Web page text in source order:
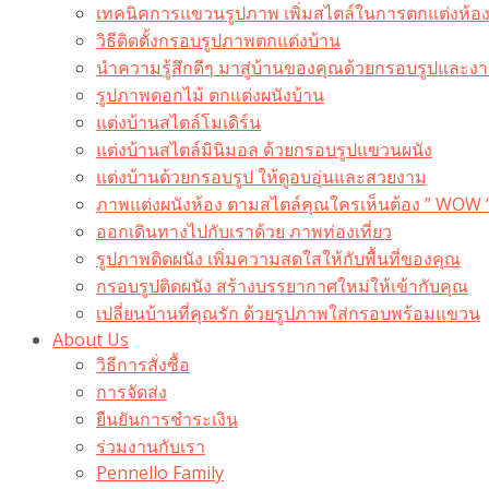
เทคนิคการแขวนรูปภาพ เพิ่มสไตล์ในการตกแต่งห้อง
วิธีติดตั้งกรอบรูปภาพตกแต่งบ้าน
นำความรู้สึกดีๆ มาสู่บ้านของคุณด้วยกรอบรูปและง
รูปภาพดอกไม้ ตกแต่งผนังบ้าน
แต่งบ้านสไตล์โมเดิร์น
แต่งบ้านสไตล์มินิมอล ด้วยกรอบรูปแขวนผนัง
แต่งบ้านด้วยกรอบรูป ให้ดูอบอุ่นและสวยงาม
ภาพแต่งผนังห้อง ตามสไตล์คุณใครเห็นต้อง ” WOW
ออกเดินทางไปกับเราด้วย ภาพท่องเที่ยว
รูปภาพติดผนัง เพิ่มความสดใสให้กับพื้นที่ของคุณ
กรอบรูปติดผนัง สร้างบรรยากาศใหม่ให้เข้ากับคุณ
เปลี่ยนบ้านที่คุณรัก ด้วยรูปภาพใส่กรอบพร้อมแขวน​
About Us
วิธีการสั่งซื้อ
การจัดส่ง
ยืนยันการชำระเงิน
ร่วมงานกับเรา
Pennello Family